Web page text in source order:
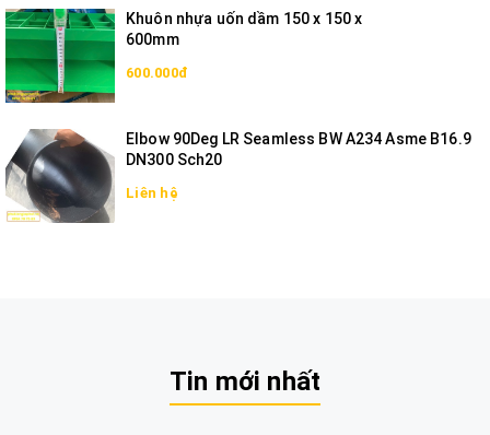
Khuôn nhựa uốn dầm 150 x 150 x
600mm
600.000đ
Elbow 90Deg LR Seamless BW A234 Asme B16.9
DN300 Sch20
Liên hệ
Tin mới nhất